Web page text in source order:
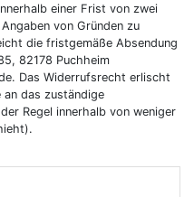
einer Frist von zwei
von Gründen zu
die fristgemäße Absendung
82178 Puchheim
Das Widerrufsrecht erlischt
an das zuständige
Regel innerhalb von weniger